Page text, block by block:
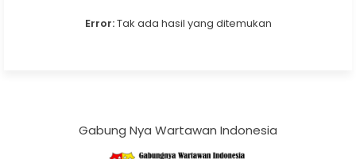
Error:Tak ada hasil yang ditemukan
Gabung Nya Wartawan Indonesia